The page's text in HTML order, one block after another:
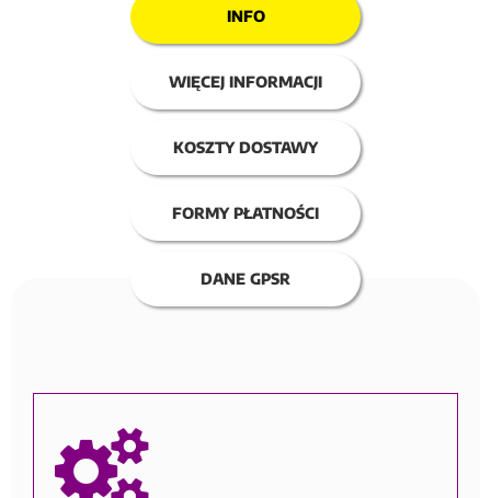
INFO
WIĘCEJ INFORMACJI
KOSZTY DOSTAWY
FORMY PŁATNOŚCI
DANE GPSR